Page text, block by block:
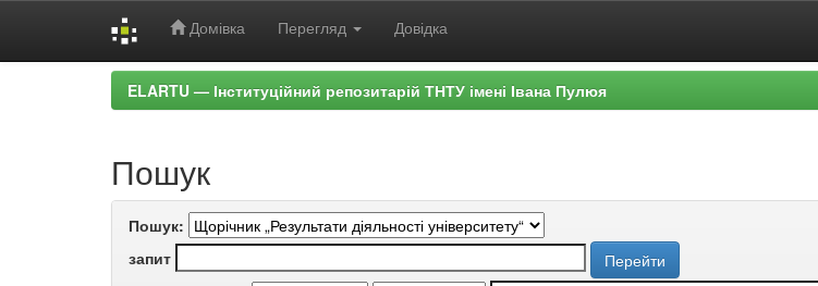
Домівка Перегляд Довідка
ELARTU — Інституційний репозитарій ТНТУ імені Івана Пулюя
Пошук
Пошук:
запит